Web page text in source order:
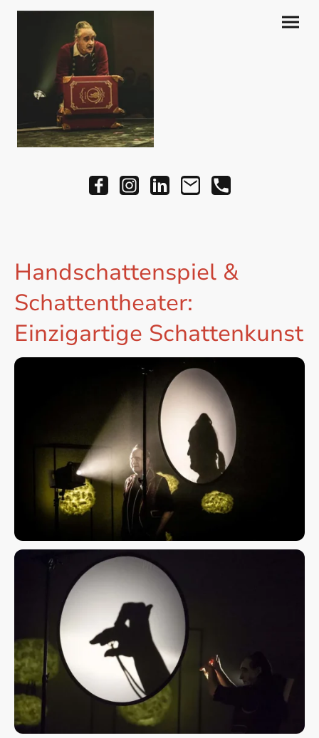
Handschattenspiel &
Schattentheater:
Einzigartige Schattenkunst